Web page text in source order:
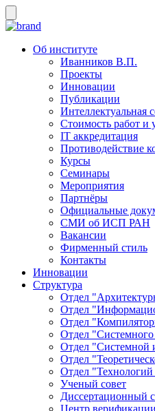
Об институте
Иванников В.П.
Проекты
Инновации
Публикации
Интеллектуальная
Стоимость работ и
IT аккредитация
Противодействие
Курсы
Семинары
Мероприятия
Партнёры
Официальные
СМИ об ИСП РАН
Вакансии
Фирменный стиль
Контакты
Инновации
Структура
Отдел
Отдел
Отдел
Отдел
Отдел "Системной
Отдел
Отдел
Ученый совет
Диссертационный
Центр